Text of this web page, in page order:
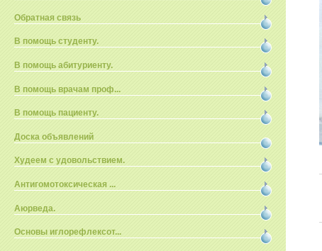
Обратная связь
В помощь студенту.
В помощь абитуриенту.
В помощь врачам проф...
В помощь пациенту.
Доска объявлений
Худеем с удовольствием.
Антигомотоксическая ...
Аюрведа.
Основы иглорефлексот...